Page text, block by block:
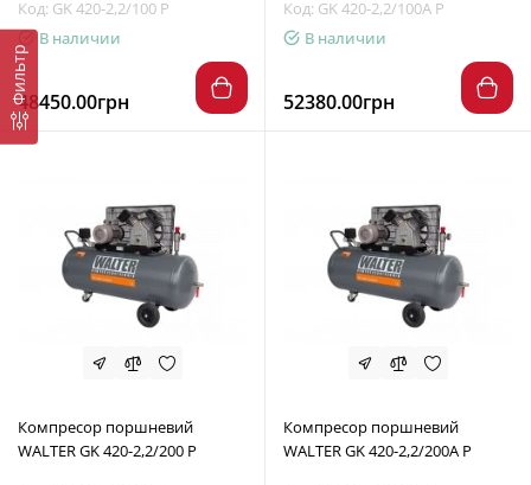
Фильтр
Код: GK 420-2,2/100 P
В наличии
48450.00грн
Код: GK 420-2,2/100A P
В наличии
52380.00грн
Компресор поршневий
WALTER GK 420-2,2/200 P
Компресор поршневий
WALTER GK 420-2,2/200A P